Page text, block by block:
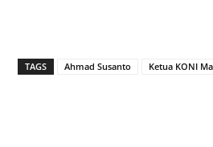
TAGS Ahmad Susanto Ketua KONI